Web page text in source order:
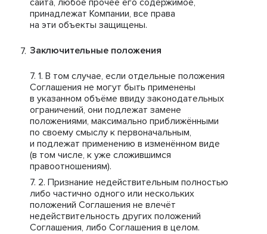
сайта, любое прочее его содержимое,
принадлежат Компании, все права
на эти объекты защищены.
Заключительные положения
В том случае, если отдельные положения
Соглашения не могут быть применены
в указанном объёме ввиду законодательных
ограничений, они подлежат замене
положениями, максимально приближёнными
по своему смыслу к первоначальным,
и подлежат применению в изменённом виде
(в том числе, к уже сложившимся
правоотношениям).
Признание недействительным полностью
либо частично одного или нескольких
положений Соглашения не влечёт
недействительность других положений
Соглашения, либо Соглашения в целом.